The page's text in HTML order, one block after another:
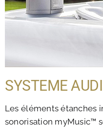
SYSTEME
Les éléments étanches
sonorisation myMusic™